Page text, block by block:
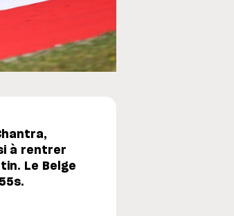
à rentrer
Le Belge